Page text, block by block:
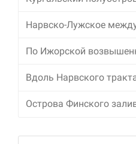
Нарвско-Лужское
По Ижорской
Вдоль Нарвского
Острова Финского